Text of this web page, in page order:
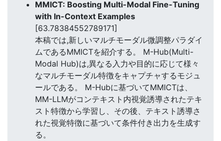
MMICT: Boosting Multi-Modal Fine-Tuning
with In-Context Examples
[63.78384552789171]
本稿では,新しいマルチモーダル微調整パラダイ
ムであるMMICTを紹介する。 M-Hub(Multi-
Modal Hub)は,異なる入力や目的に応じて様々
なマルチモーダル特徴をキャプチャするモジュ
ールである。 M-Hubに基づいてMMICTは、
MM-LLMがコンテキスト内視覚誘導されたテキ
スト特徴から学習し、その後、テキスト誘導さ
れた視覚特徴に基づいて条件付き出力を生成す
る。